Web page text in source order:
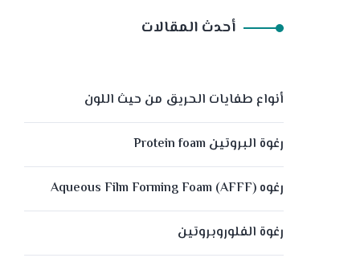
أحدث المقالات
أنواع طفايات الحريق من حيث اللون
رغوة البروتين Protein foam
رغوه (Aqueous Film Forming Foam (AFFF
رغوة الفلوروبروتين